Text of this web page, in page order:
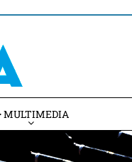
MULTIMEDIA